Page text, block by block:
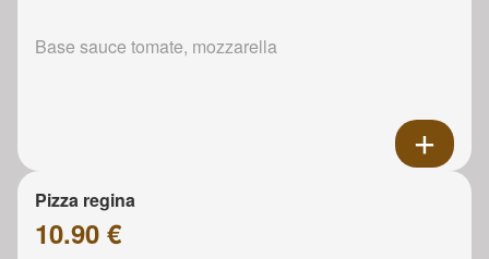
Base sauce tomate, mozzarella
Pizza regina
10.90 €